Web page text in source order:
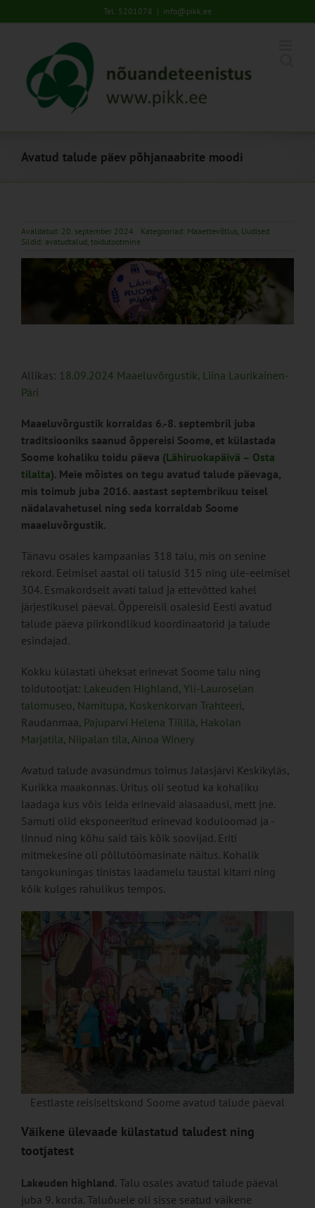
to
Tel: 5201078 | info@pikk.ee
Avatud talude päev põhjanaabrite moodi
Avaldatud: 20. september 2024 Kategooriad: Maaettevõtlus, Uudised
Sildid: avatudtalud, toidutootmine
Allikas: 18.09.2024 Maaeluvõrgustik, Liina Laurikainen-
Päri
Maaeluvõrgustik korraldas 6.-8. septembril juba
traditsiooniks saanud õppereisi Soome, et külastada
Soome kohaliku toidu päeva (Lähiruokapäivä – Osta
tilalta). Meie mõistes on tegu avatud talude päevaga,
mis toimub juba 2016. aastast septembrikuu teisel
nädalavahetusel ning seda korraldab Soome
maaeluvõrgustik.
Tänavu osales kampaanias 318 talu, mis on senine
rekord. Eelmisel aastal oli talusid 315 ning üle-eelmisel
304. Esmakordselt avati talud ja ettevõtted kahel
järjestikusel päeval. Õppereisil osalesid Eesti avatud
talude päeva piirkondlikud koordinaatorid ja talude
esindajad.
Kokku külastati üheksat erinevat Soome talu ning
toidutootjat: Lakeuden Highland, Yli-Lauroselan
talomuseo, Namitupa, Koskenkorvan Trahteeri,
Raudanmaa, Pajuparvi Helena Tiililä, Hakolan
Marjatila, Niipalan tila,Ainoa Winery
Avatud talude avasündmus toimus Jalasjärvi Keskikyläs,
Kurikka maakonnas. Üritus oli seotud ka kohaliku
laadaga kus võis leida erinevaid aiasaadusi, mett jne.
Samuti olid eksponeeritud erinevad koduloomad ja -
linnud ning kõhu said täis kõik soovijad. Eriti
mitmekesine oli põllutöömasinate näitus. Kohalik
tangokuningas tinistas laadamelu taustal kitarri ning
kõik kulges rahulikus tempos.
Eestlaste reisiseltskond Soome avatud talude päeval
Väikene ülevaade külastatud taludest ning
tootjatest
Lakeuden highland. Talu osales avatud talude päeval
juba 9. korda. Taluõuele oli sisse seatud väikene